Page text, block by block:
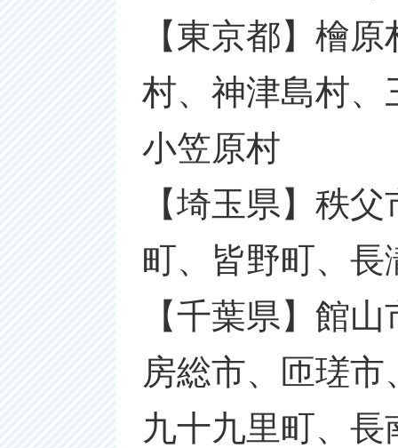
【東京都】檜
村、神津島村、
小笠原村
【埼玉県】秩
町、皆野町、
【千葉県】館
房総市、匝瑳
九十九里町、